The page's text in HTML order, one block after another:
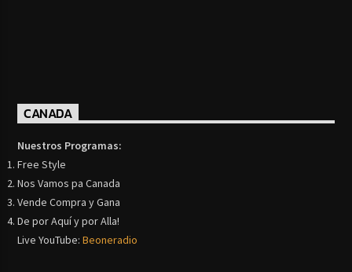
CANADA
Nuestros Programas:
Free Style
Nos Vamos pa Canada
Vende Compra y Gana
De por Aquí y por Alla!
Live YouTube:Beoneradio